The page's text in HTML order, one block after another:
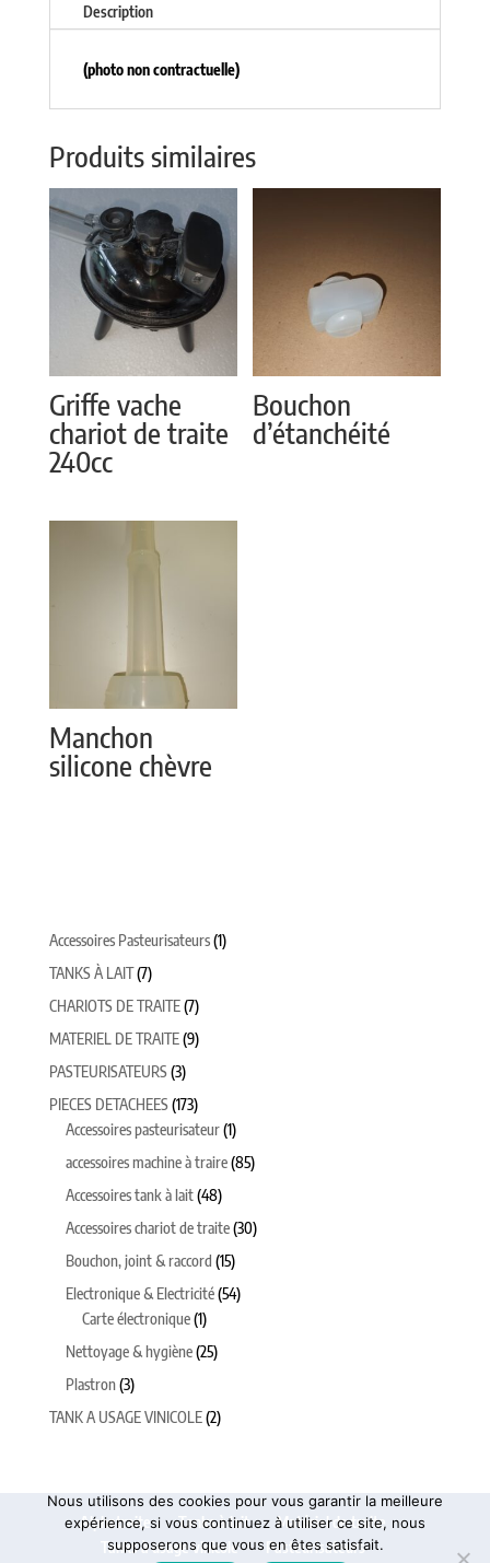
Description
(photo non contractuelle)
Produits similaires
Griffe vache
chariot de traite
240cc
Bouchon
d’étanchéité
Manchon
silicone chèvre
Accessoires Pasteurisateurs 11
TANKS À LAIT 77
produits
CHARIOTS DE TRAITE 77
produits
MATERIEL DE TRAITE 99
PASTEURISATEURS 33
produits
PIECES DETACHEES 173173
produits
Accessoires pasteurisateur 11
produit
accessoires machine à traire 8585
Accessoires tank à lait 4848
produits
Accessoires chariot de traite 3030
Bouchon, joint & raccord 1515
produits
Electronique & Electricité 5454
Carte électronique 11
produit
Nettoyage & hygiène 2525
Plastron 33
produits
TANK A USAGE VINICOLE 22
Alphatraite Tanks à lait
Matériel de traite
Tanks à usage vinicole
Pasteurisateurs
Nous utilisons des cookies pour vous garantir la meilleure
expérience, si vous continuez à utiliser ce site, nous
supposerons que vous en êtes satisfait.